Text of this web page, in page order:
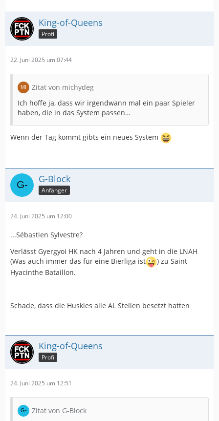
Korte war in der Jugend eher Goalgetter. Hat auch in
seiner ersten Saison hier ordentlich gespielt, 8 Tore
in 41 Spielen mit 20 Jahren in der ersten
"Erwachsenen"-Saison sind ja nicht verkehrt.
Und dann kam Woodcroft mit seinem System, wo
einsetzt was er kann halte ich schon Spiele in der
DEL für nicht abwegig.
King-of-Queens
Profi
22. Juni 2025 um 07:44
Zitat von michydeg
Ich hoffe ja, dass wir irgendwann mal ein paar Spieler
haben, die in das System passen…
Wenn der Tag kommt gibts ein neues System
G-Block
Anfänger
24. Juni 2025 um 12:00
...Sébastien Sylvestre?
Verlässt Gyergyoi HK nach 4 Jahren und geht in die LNAH
(Was auch immer das für eine Bierliga ist
) zu Saint-
Hyacinthe Bataillon.
Schade, dass die Huskies alle AL Stellen besetzt hatten
King-of-Queens
Profi
24. Juni 2025 um 12:51
Zitat von G-Block